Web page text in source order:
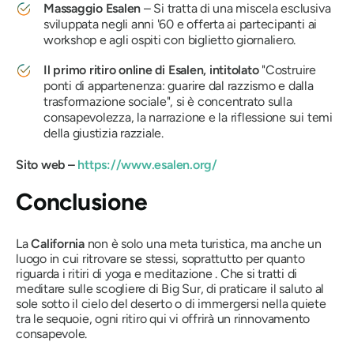
Massaggio Esalen – Si tratta di una miscela esclusiva
sviluppata negli anni '60 e offerta ai partecipanti ai
workshop e agli ospiti con biglietto giornaliero.
Il primo ritiro online di Esalen, intitolato "Costruire
ponti di appartenenza: guarire dal razzismo e dalla
trasformazione sociale", si è concentrato sulla
consapevolezza, la narrazione e la riflessione sui temi
della giustizia razziale.
Sito web – https://www.esalen.org/
Conclusione
LaCalifornianon è solo una meta turistica, ma anche un
luogo in cui ritrovare se stessi, soprattutto per quanto
riguarda i ritiri di yoga e meditazione . Che si tratti di
meditare sulle scogliere di Big Sur, di praticare il saluto al
sole sotto il cielo del deserto o di immergersi nella quiete
tra le sequoie, ogni ritiro qui vi offrirà un rinnovamento
consapevole.